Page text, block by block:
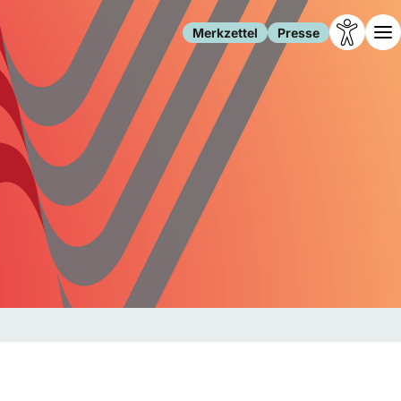
Merkzettel Presse
Leben
Familie
Freizeit
Gesundheit
Internet
Gesellschaft
Forschung
Migration
Polizei